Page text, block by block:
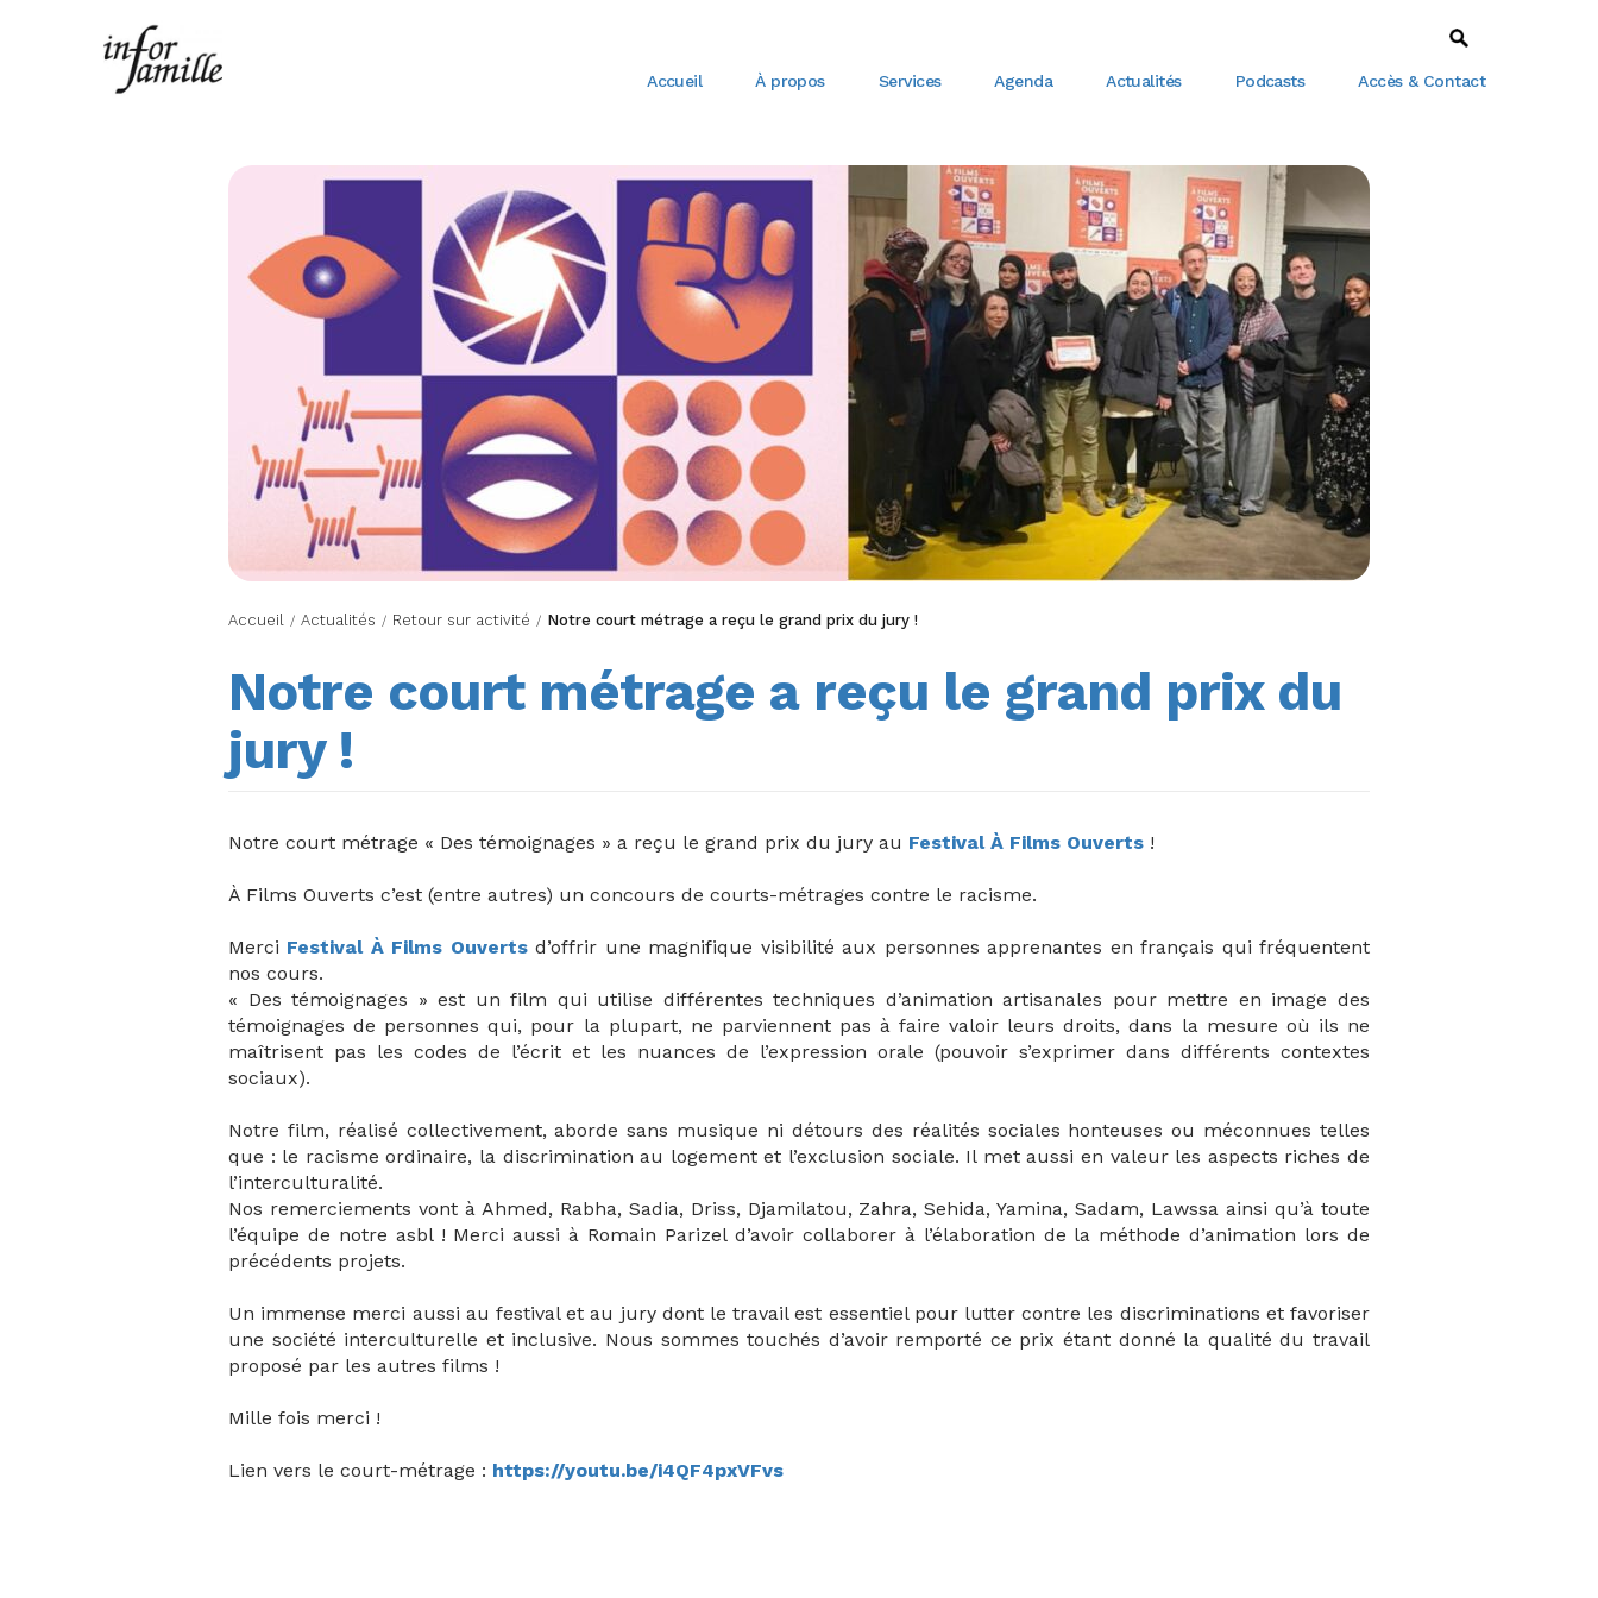
Accueil À propos Services Agenda Actualités Podcasts Accès & Contact
Accueil / Actualités / Retour sur activité / Notre court métrage a reçu le grand prix du jury !
Notre court métrage a reçu le grand prix du
jury !
Notre court métrage « Des témoignages » a reçu le grand prix du jury au Festival À Films Ouverts !
À Films Ouverts c’est (entre autres) un concours de courts-métrages contre le racisme.
Merci Festival À Films Ouvertsd’offrir une magnifique visibilité aux personnes apprenantes en français qui fréquentent
nos cours.
« Des témoignages » est un film qui utilise différentes techniques d’animation artisanales pour mettre en image des
témoignages de personnes qui, pour la plupart, ne parviennent pas à faire valoir leurs droits, dans la mesure où ils ne
maîtrisent pas les codes de l’écrit et les nuances de l’expression orale (pouvoir s’exprimer dans différents contextes
sociaux).
Notre film, réalisé collectivement, aborde sans musique ni détours des réalités sociales honteuses ou méconnues telles
que : le racisme ordinaire, la discrimination au logement et l’exclusion sociale. Il met aussi en valeur les aspects riches de
l’interculturalité.
Nos remerciements vont à Ahmed, Rabha, Sadia, Driss, Djamilatou, Zahra, Sehida, Yamina, Sadam, Lawssa ainsi qu’à toute
l’équipe de notre asbl ! Merci aussi à Romain Parizel d’avoir collaborer à l’élaboration de la méthode d’animation lors de
précédents projets.
Un immense merci aussi au festival et au jury dont le travail est essentiel pour lutter contre les discriminations et favoriser
une société interculturelle et inclusive. Nous sommes touchés d’avoir remporté ce prix étant donné la qualité du travail
proposé par les autres films !
Mille fois merci !
Lien vers le court-métrage : https://youtu.be/i4QF4pxVFvs